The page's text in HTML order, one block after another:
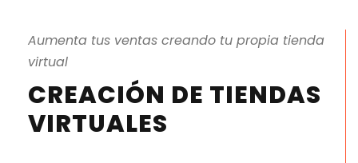
Aumenta tus ventas creando tu propia tienda
virtual
CREACIÓN DE TIENDAS
VIRTUALES